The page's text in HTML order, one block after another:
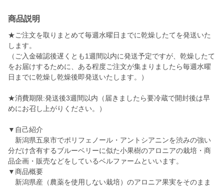
商品説明
★ご注文を取りまとめて毎週水曜日までに乾燥したてを発送いた
します。
（ご入金確認後遅くとも1週間以内に発送予定ですが、乾燥したて
をお届けするために、ある程度ご注文が集まりましたら毎週水曜
日までに乾燥し乾燥後即発送いたします。）
★消費期限:発送後3週間以内（届きましたら要冷蔵で開封後は早
めにお召し上がりください。）
▼自己紹介
新潟県五泉市でポリフェノール・アントシアニンを渋みの強い
分だけ含有するブルーベリーに似た小果樹のアロニアの栽培・商
品企画・販売などをしているベルファームといいます。
▼商品概要
新潟県産（農薬を使用しない栽培）のアロニア果実をそのまま